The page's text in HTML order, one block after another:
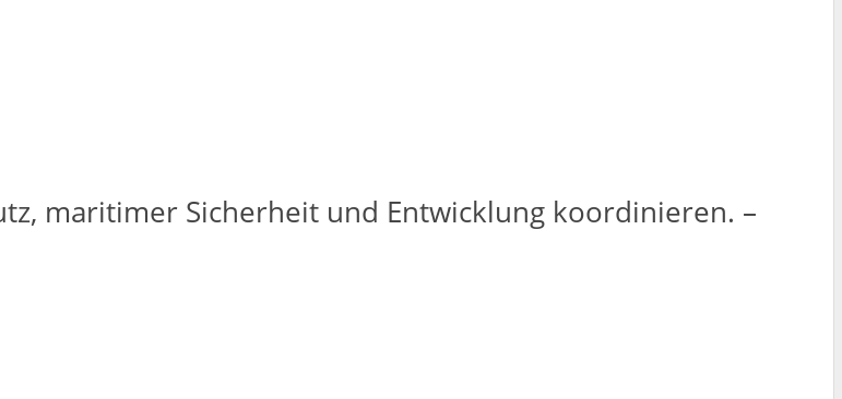
maritimer Sicherheit und Entwicklung koordinieren. –